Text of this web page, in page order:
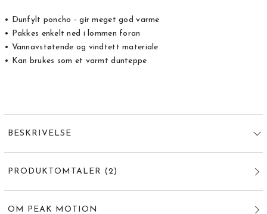
• Dunfylt poncho - gir meget god varme
• Pakkes enkelt ned i lommen foran
• Vannavstøtende og vindtett materiale
• Kan brukes som et varmt dunteppe
BESKRIVELSE
PRODUKTOMTALER (2)
OM PEAK MOTION